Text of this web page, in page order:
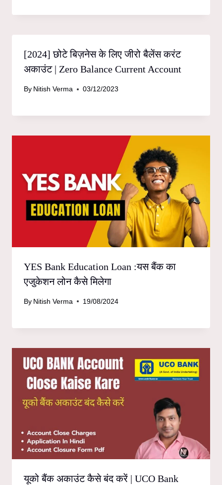
[2024] छोटे बिज़नेस के लिए जीरो बैलेंस करंट
अकाउंट | Zero Balance Current Account
By Nitish Verma 03/12/2023
YES Bank Education Loan :यस बैंक का
एजुकेशन लोन कैसे मिलेगा
By Nitish Verma 19/08/2024
यूको बैंक अकाउंट कैसे बंद करें | UCO Bank